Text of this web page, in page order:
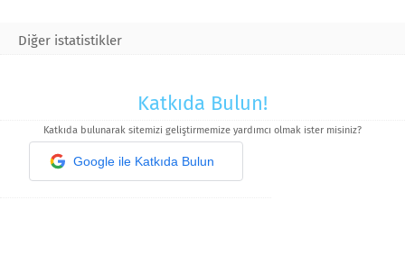
Diğer istatistikler
Katkıda Bulun!
Katkıda bulunarak sitemizi geliştirmemize yardımcı olmak ister misiniz?
Google ile Katkıda Bulun